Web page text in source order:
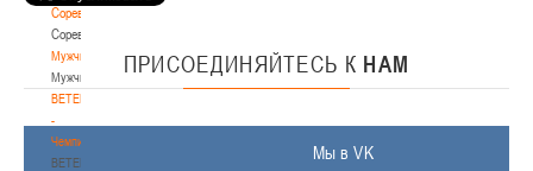
Соревнования
Соревнования
Мужчины
Мужчины
BETERA
-
Чемпионат
BETERA
ПРИСОЕДИНЯЙТЕСЬ К НАМ
Мы в VK